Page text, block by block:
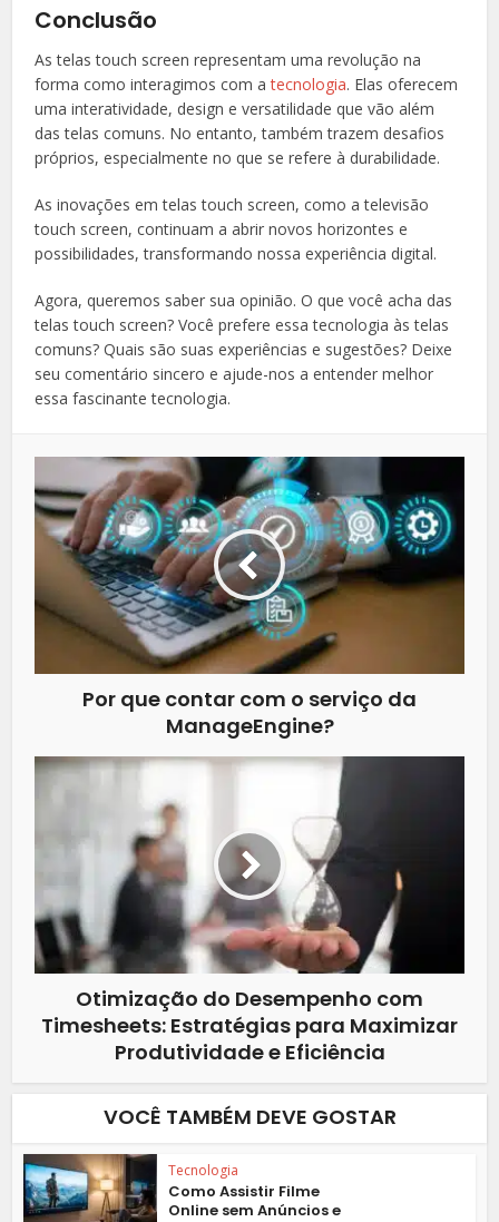
Conclusão
As telas touch screen representam uma revolução na
forma como interagimos com atecnologia. Elas oferecem
uma interatividade, design e versatilidade que vão além
das telas comuns. No entanto, também trazem desafios
próprios, especialmente no que se refere à durabilidade.
As inovações em telas touch screen, como a televisão
touch screen, continuam a abrir novos horizontes e
possibilidades, transformando nossa experiência digital.
Agora, queremos saber sua opinião. O que você acha das
telas touch screen? Você prefere essa tecnologia às telas
comuns? Quais são suas experiências e sugestões? Deixe
seu comentário sincero e ajude-nos a entender melhor
essa fascinante tecnologia.
Por que contar com o serviço da
ManageEngine?
Otimização do Desempenho com
Timesheets: Estratégias para Maximizar
Produtividade e Eficiência
VOCÊ TAMBÉM DEVE GOSTAR
Tecnologia
Como Assistir Filme
Online sem Anúncios e